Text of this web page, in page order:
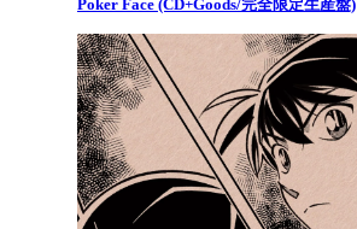
Poker Face (CD+Goods/完全限定生産盤)